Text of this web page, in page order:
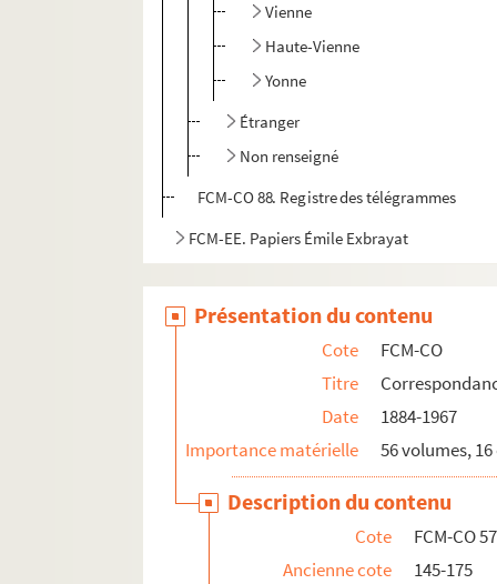
Vienne
Haute-Vienne
Yonne
Étranger
Non renseigné
FCM-CO 88. Registre des télégrammes
FCM-EE. Papiers Émile Exbrayat
Présentation du contenu
Cote
FCM-CO
Titre
Date
1884-1967
Importance matérielle
56 volumes,
Description du contenu
Cote
FCM-CO
Ancienne cote
145-175